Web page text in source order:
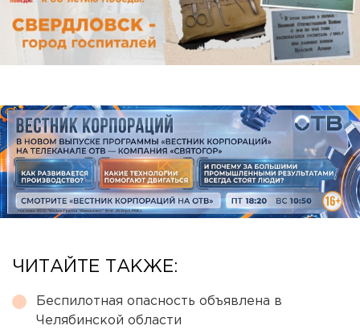
ЧИТАЙТЕ ТАКЖЕ:
Беспилотная опасность объявлена в
Челябинской области